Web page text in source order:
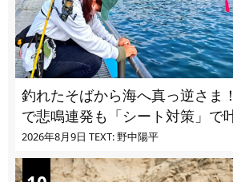
釣れたそばから海へ真っ逆さ
で悲鳴連発も「シート対策」で
2026年8月9日 TEXT: 野中陽平